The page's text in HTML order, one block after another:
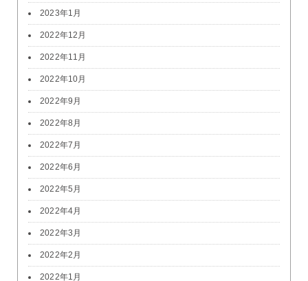
2023年1月
2022年12月
2022年11月
2022年10月
2022年9月
2022年8月
2022年7月
2022年6月
2022年5月
2022年4月
2022年3月
2022年2月
2022年1月